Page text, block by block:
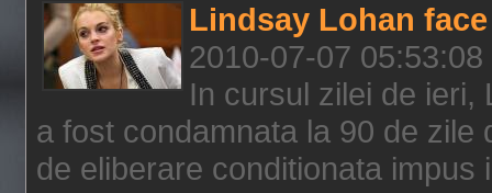
Lindsay Lohan
2010-07-07 05:53:08
In cursul zilei de ieri,
a fost condamnata la 90 de
de eliberare conditionata